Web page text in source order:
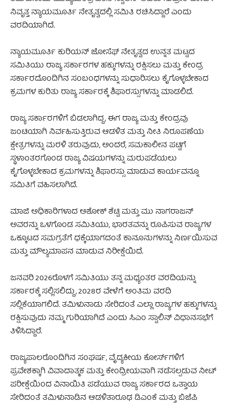
ನಿವೃತ್ತ ನ್ಯಾಯಮೂರ್ತಿ ನೇತೃತ್ವದಲ್ಲಿ ಸಮಿತಿ ರಚಿಸಿದ್ದಾರೆ ಎಂದು
ವರದಿಯಾಗಿದೆ.
ನ್ಯಾಯಮೂರ್ತಿ ಕುರಿಯನ್ ಜೋಸೆಫ್ ನೇತೃತ್ವದ ಉನ್ನತ ಮಟ್ಟದ
ಸಮಿತಿಯು ರಾಜ್ಯ ಸರ್ಕಾರಗಳ ಹಕ್ಕುಗಳನ್ನು ರಕ್ಷಿಸಲು ಮತ್ತು ಕೇಂದ್ರ
ಸರ್ಕಾರದೊಂದಿಗಿನ ಸಂಬಂಧಗಳನ್ನು ಸುಧಾರಿಸಲು ಕೈಗೊಳ್ಳಬೇಕಾದ
ಕ್ರಮಗಳ ಕುರಿತು ರಾಜ್ಯ ಸರ್ಕಾರಕ್ಕೆ ಶಿಫಾರಸ್ಸುಗಳನ್ನು ಮಾಡಲಿದೆ.
ರಾಜ್ಯ ಸರ್ಕಾರಗಳಿಗೆ ಬಿಡಲಾಗಿದ್ದ, ಈಗ ರಾಜ್ಯ ಮತ್ತು ಕೇಂದ್ರವು
ಜಂಟಿಯಾಗಿ ನಿರ್ವಹಿಸುತ್ತಿರುವ ಆಡಳಿತ ಮತ್ತು ನೀತಿ ನಿರೂಪಣೆಯ
ಕ್ಷೇತ್ರಗಳನ್ನು ಮರಳಿ ತರುವುದು, ಅಂದರೆ, ಸಮಕಾಲೀನ ಪಟ್ಟಿಗೆ
ಸ್ಥಳಾಂತರಗೊಂಡ ರಾಜ್ಯ ವಿಷಯಗಳನ್ನು ಮರುಪಡೆಯಲು
ಕೈಗೊಳ್ಳಬೇಕಾದ ಕ್ರಮಗಳನ್ನು ಶಿಫಾರಸ್ಸು ಮಾಡುವ ಕಾರ್ಯವನ್ನೂ
ಸಮಿತಿಗೆ ವಹಿಸಲಾಗಿದೆ.
ಮಾಜಿ ಅಧಿಕಾರಿಗಳಾದ ಅಶೋಕ್ ಶೆಟ್ಟಿ ಮತ್ತು ಮು ನಾಗರಾಜನ್
ಅವರನ್ನು ಒಳಗೊಂಡ ಸಮಿತಿಯು, ಭಾರತವನ್ನು ರೂಪಿಸುವ ರಾಜ್ಯಗಳ
ಒಕ್ಕೂಟದ ಸಮಗ್ರತೆಗೆ ಧಕ್ಕೆಯಾಗದಂತೆ ಕಾನೂನುಗಳನ್ನು ನಿರ್ಣಯಿಸುವ
ಮತ್ತು ಮೌಲ್ಯಮಾಪನ ಮಾಡುವ ನಿರೀಕ್ಷೆಯಿದೆ.
ಜನವರಿ 2026ರೊಳಗೆ ಸಮಿತಿಯು ತನ್ನ ಮಧ್ಯಂತರ ವರದಿಯನ್ನು
ಸರ್ಕಾರಕ್ಕೆ ಸಲ್ಲಿಸಲಿದ್ದು, 2028ರ ವೇಳೆಗೆ ಅಂತಿಮ ವರದಿ
ಸಲ್ಲಿಕೆಯಾಗಲಿದೆ. ತಮಿಳುನಾಡು ಸೇರಿದಂತೆ ಎಲ್ಲಾ ರಾಜ್ಯಗಳ ಹಕ್ಕುಗಳನ್ನು
ರಕ್ಷಿಸುವುದು ನಮ್ಮ ಗುರಿಯಾಗಿದೆ ಎಂದು ಸಿಎಂ ಸ್ಟಾಲಿನ್ ವಿಧಾನಸಭೆಗೆ
ತಿಳಿಸಿದ್ದಾರೆ.
ರಾಜ್ಯಪಾಲರೊಂದಿಗಿನ ಸಂಘರ್ಷ, ವೈದ್ಯಕೀಯ ಕೋರ್ಸ್‌ಗಳಿಗೆ
ಪ್ರವೇಶಕ್ಕಾಗಿ ವಿವಾದಾತ್ಮಕ ಮತ್ತು ಕೇಂದ್ರೀಯವಾಗಿ ನಡೆಸಲ್ಪಡುವ ನೀಟ್
ಪರೀಕ್ಷೆಯಿಂದ ವಿನಾಯಿತಿ ಪಡೆಯುವ ರಾಜ್ಯ ಸರ್ಕಾರದ ಒತ್ತಾಯ
ಸೇರಿದಂತೆ ತಮಿಳುನಾಡಿನ ಆಡಳಿತಾರೂಢ ಡಿಎಂಕೆ ಮತ್ತು ಬಿಜೆಪಿ